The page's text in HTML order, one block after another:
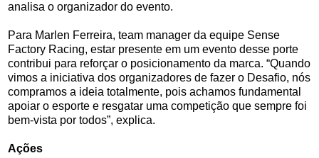
analisa o organizador do evento.
Para Marlen Ferreira, team manager da equipe Sense
Factory Racing, estar presente em um evento desse porte
contribui para reforçar o posicionamento da marca. “Quando
vimos a iniciativa dos organizadores de fazer o Desafio, nós
compramos a ideia totalmente, pois achamos fundamental
apoiar o esporte e resgatar uma competição que sempre foi
bem-vista por todos”, explica.
Ações